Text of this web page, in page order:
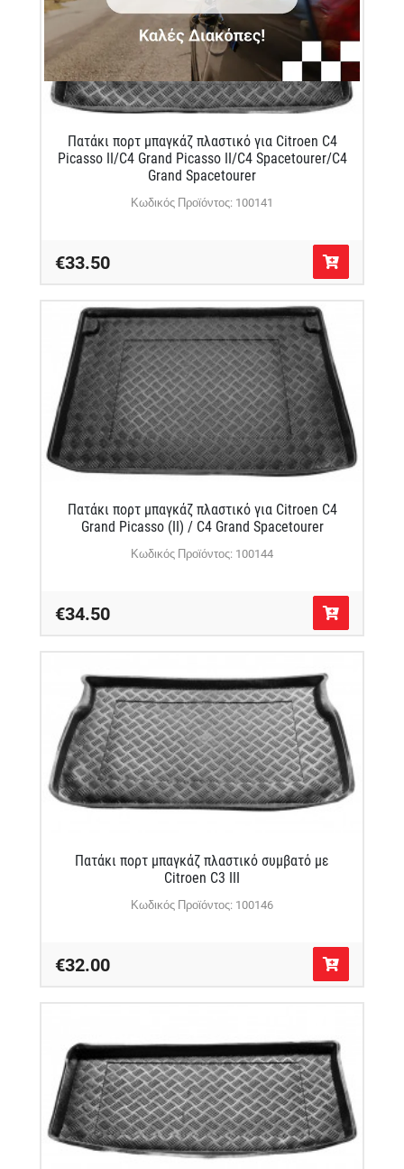
Πατάκι πορτ μπαγκάζ πλαστικό για Citroen C4
Picasso II/C4 Grand Picasso II/C4 Spacetourer/C4
Grand Spacetourer
Κωδικός Προϊόντος: 100141
€33.50
Πατάκι πορτ μπαγκάζ πλαστικό για Citroen C4
Grand Picasso (II) / C4 Grand Spacetourer
Κωδικός Προϊόντος: 100144
€34.50
Πατάκι πορτ μπαγκάζ πλαστικό συμβατό με
Citroen C3 III
Κωδικός Προϊόντος: 100146
€32.00